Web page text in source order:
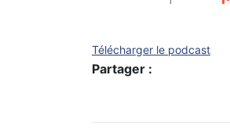
Télécharger le podcast
Partager :